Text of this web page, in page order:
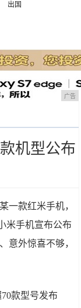
出国
广告
机型公布
一款红米手机，
米手机宣布公布
意外惊喜不够，